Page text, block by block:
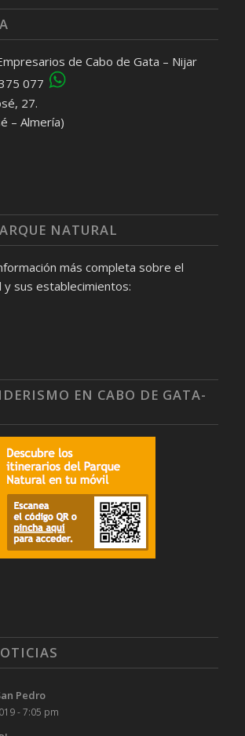
de Cabo de Gata – Nijar
077
27.
– Almería)
NATURAL
más completa sobre el
y sus establecimientos:
EN CABO DE GATA-
Pedro
- 7:05 pm